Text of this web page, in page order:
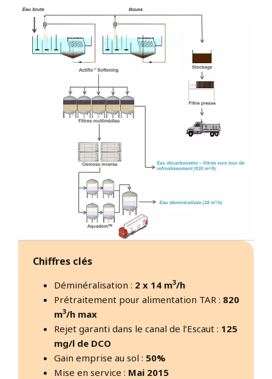
Chiffres clés
Déminéralisation : 2 x 14 m3/h
Prétraitement pour alimentation TAR : 820
m3/h max
Rejet garanti dans le canal de l’Escaut : 125
mg/l de DCO
Gain emprise au sol : 50%
Mise en service : Mai 2015